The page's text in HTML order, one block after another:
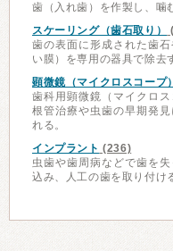
歯（入れ歯）を作製し、噛
スケーリング（歯石取り）
歯の表面に形成された歯
い膜）を専用の器具で除去
顕微鏡（マイクロスコープ
歯科用顕微鏡（マイクロ
根管治療や虫歯の早期発
れる。
インプラント (236)
虫歯や歯周病などで歯を
込み、人工の歯を取り付け